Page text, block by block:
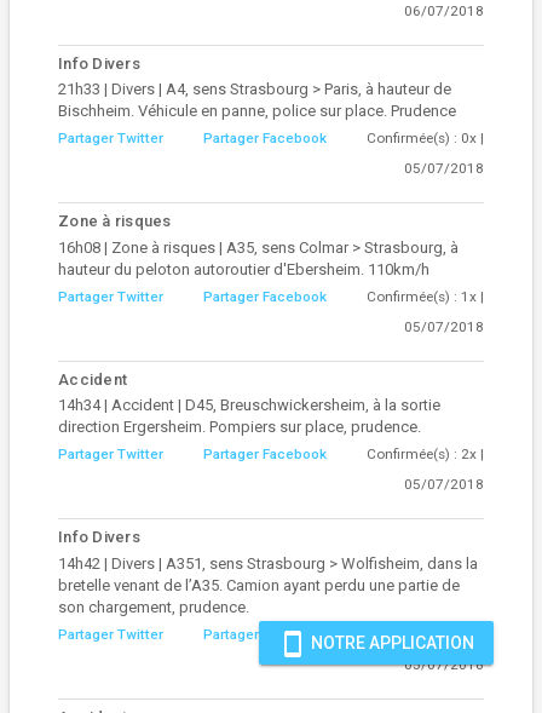
06/07/2018
Info Divers
21h33 | Divers | A4, sens Strasbourg > Paris, à hauteur de
Bischheim. Véhicule en panne, police sur place. Prudence
Partager Twitter Partager Facebook
Confirmée(s) : 0x |
05/07/2018
Zone à risques
16h08 | Zone à risques | A35, sens Colmar > Strasbourg, à
hauteur du peloton autoroutier d'Ebersheim. 110km/h
Partager Twitter Partager Facebook
Confirmée(s) : 1x |
05/07/2018
Accident
14h34 | Accident | D45, Breuschwickersheim, à la sortie
direction Ergersheim. Pompiers sur place, prudence.
Partager Twitter Partager Facebook
Confirmée(s) : 2x |
05/07/2018
Info Divers
14h42 | Divers | A351, sens Strasbourg > Wolfisheim, dans la
bretelle venant de l’A35. Camion ayant perdu une partie de
son chargement, prudence.
Partager Twitter Partager Facebook
Confirmée(s) : 0x |
05/07/2018
smartphone NOTRE APPLICATION